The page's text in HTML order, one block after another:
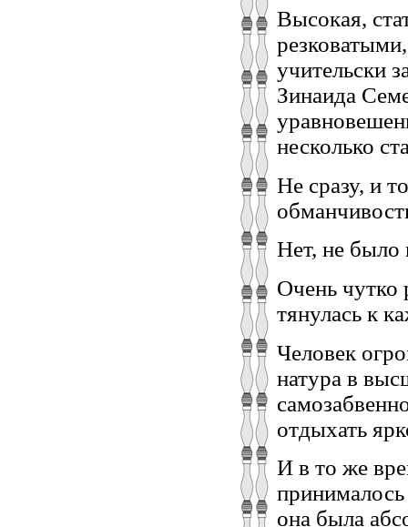
Высокая,
учительски
Зинаида
несколько
Не сразу, и
Нет, не было
Очень чутко
тянулась к
Человек
натура в
отдыхать
И в то же
она была